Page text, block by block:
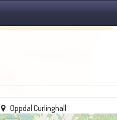
Oppdal Curlinghall